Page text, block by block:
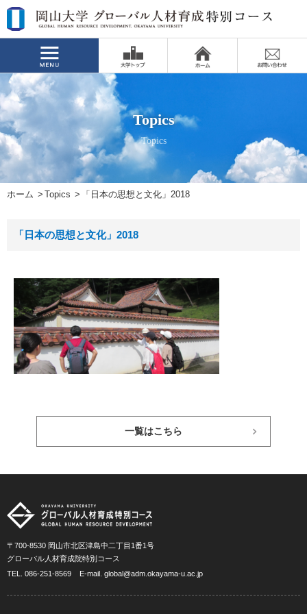
Topics
Topics
ホーム Topics 「日本の思想と文化」2018
「日本の思想と文化」2018
一覧はこちら
〒700-8530 岡山市北区津島中二丁目1番1号
グローバル人材育成院特別コース
TEL. 086-251-8569 E-mail. global@adm.okayama-u.ac.jp